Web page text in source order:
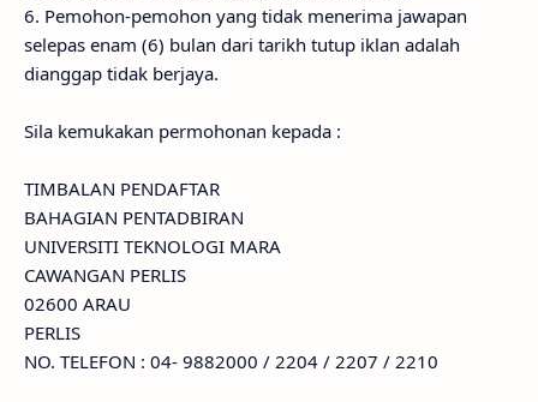
6. Pemohon-pemohon yang tidak menerima jawapan
selepas enam (6) bulan dari tarikh tutup iklan adalah
dianggap tidak berjaya.
Sila kemukakan permohonan kepada :
TIMBALAN PENDAFTAR
BAHAGIAN PENTADBIRAN
UNIVERSITI TEKNOLOGI MARA
CAWANGAN PERLIS
02600 ARAU
PERLIS
NO. TELEFON : 04- 9882000 / 2204 / 2207 / 2210